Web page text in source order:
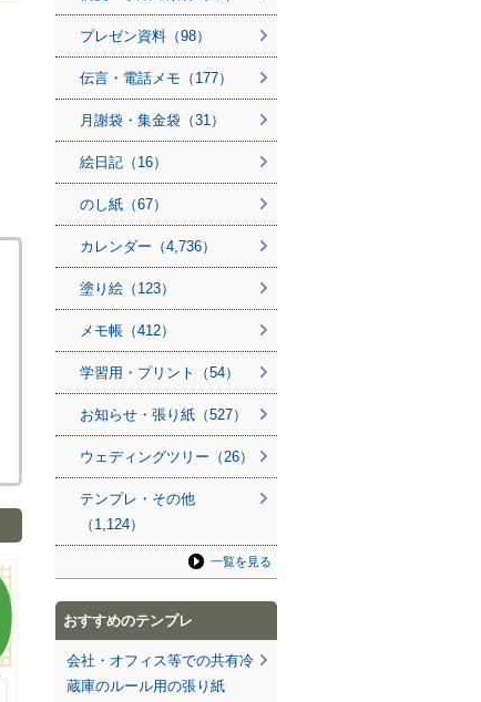
プレゼン資料（98）
伝言・電話メモ（177）
月謝袋・集金袋（31）
絵日記（16）
のし紙（67）
カレンダー（4,736）
塗り絵（123）
メモ帳（412）
学習用・プリント（54）
お知らせ・張り紙（527）
ウェディングツリー（26）
テンプレ・その他
（1,124）
一覧を見る
おすすめのテンプレ
会社・オフィス等での共有冷
蔵庫のルール用の張り紙